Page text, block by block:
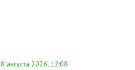
8 августа 2026, 12:08